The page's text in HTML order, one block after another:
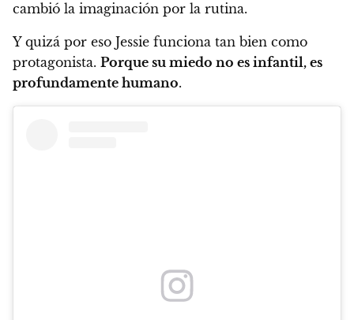
cambió la imaginación por la rutina.
Y quizá por eso Jessie funciona tan bien como
protagonista. Porque su miedo no es infantil, es
profundamente humano.